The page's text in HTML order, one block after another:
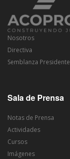
Nosotros
Directiva
Semblanza Presidente
Sala de Prensa
Notas de Prensa
Actividades
Cursos
Imágenes